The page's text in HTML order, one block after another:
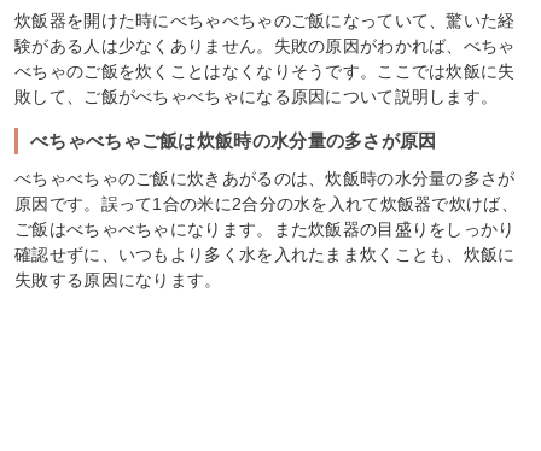
炊飯器を開けた時にべちゃべちゃのご飯になっていて、驚いた経
験がある人は少なくありません。失敗の原因がわかれば、べちゃ
べちゃのご飯を炊くことはなくなりそうです。ここでは炊飯に失
敗して、ご飯がべちゃべちゃになる原因について説明します。
べちゃべちゃご飯は炊飯時の水分量の多さが原因
べちゃべちゃのご飯に炊きあがるのは、炊飯時の水分量の多さが
原因です。誤って1合の米に2合分の水を入れて炊飯器で炊けば、
ご飯はべちゃべちゃになります。また炊飯器の目盛りをしっかり
確認せずに、いつもより多く水を入れたまま炊くことも、炊飯に
失敗する原因になります。